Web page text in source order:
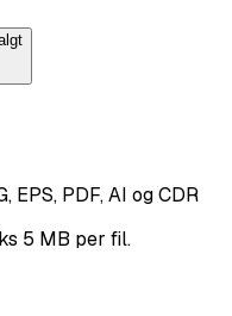
EPS, PDF, AI og CDR
5 MB per fil.